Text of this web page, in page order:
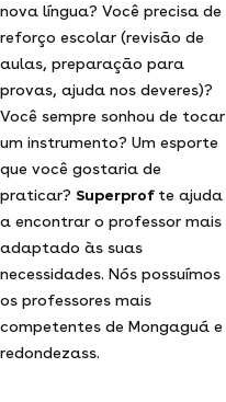
nova língua? Você precisa de
reforço escolar (revisão de
aulas, preparação para
provas, ajuda nos deveres)?
Você sempre sonhou de tocar
um instrumento? Um esporte
que você gostaria de
praticar? Superprof te ajuda
a encontrar o professor mais
adaptado às suas
necessidades. Nós possuímos
os professores mais
competentes de Mongaguá e
redondezass.